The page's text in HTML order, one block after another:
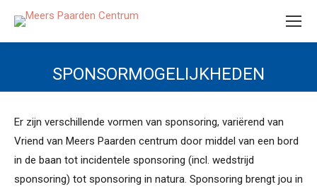
SPONSORMOGELIJKHEDEN
Er zijn verschillende vormen van sponsoring, variërend van
Vriend van Meers Paarden centrum door middel van een bord
in de baan tot incidentele sponsoring (incl. wedstrijd
sponsoring) tot sponsoring in natura. Sponsoring brengt jou in